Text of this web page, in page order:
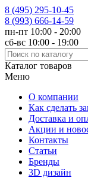
8 (495) 295-10-45
8 (993) 666-14-59
пн-пт 10:00 - 20:00
сб-вс 10:00 - 19:00
Каталог товаров
Меню
О компании
Как сделать
Доставка и
Акции и
Контакты
Статьи
Бренды
3D дизайн